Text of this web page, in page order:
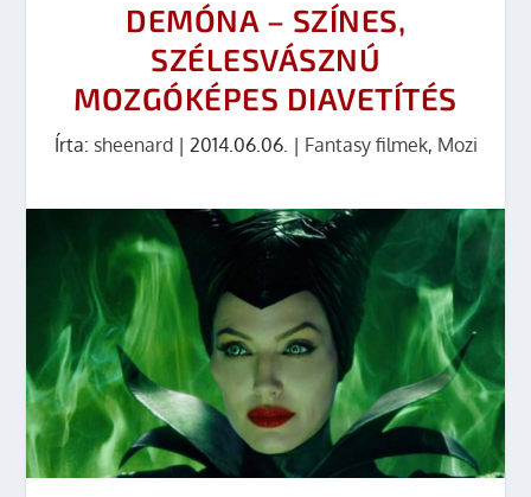
DEMÓNA – SZÍNES,
SZÉLESVÁSZNÚ
MOZGÓKÉPES DIAVETÍTÉS
Írta: sheenard| 2014.06.06. | Fantasy filmek, Mozi